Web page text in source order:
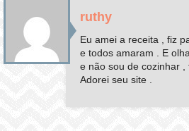
ruthy
Eu amei a receita , fiz
e todos amaram . E
e não sou de cozinhar ,
Adorei seu site .